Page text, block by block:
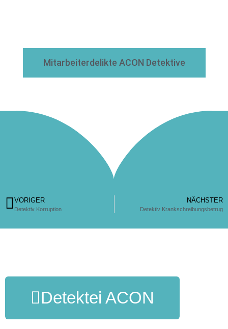
Mitarbeiterdelikte ACON Detektive
VORIGER
Detektiv Korruption
NÄCHSTER
Detektiv Krankschreibungsbetrug
Detektei ACON